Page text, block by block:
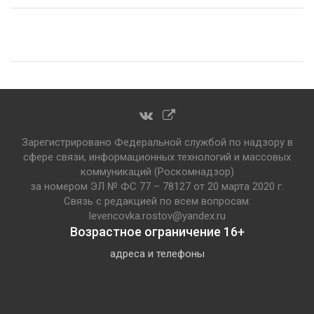
Зарегистрировано Федеральной службой по надзору в
сфере связи, информационных технологий и массовых
коммуникаций (Роскомнадзор)
за номером ЭЛ № ФС 77 – 78127 от 20 марта 2020 г.
Связь с редакцией по всем вопросам:
levencovka.rostov@yandex.ru
Возрастное ограничение 16+
адреса и телефоны